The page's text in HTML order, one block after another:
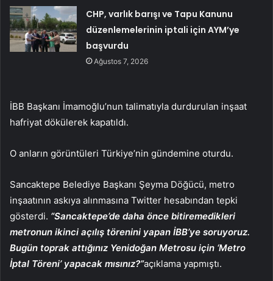
CHP, varlık barışı ve Tapu Kanunu
düzenlemelerinin iptali için AYM’ye
başvurdu
Ağustos 7, 2026
İBB Başkanı İmamoğlu’nun talimatıyla durdurulan inşaat
hafriyat dökülerek kapatıldı.
O anların görüntüleri Türkiye’nin gündemine oturdu.
Sancaktepe Belediye Başkanı Şeyma Döğücü, metro
inşaatının askıya alınmasına Twitter hesabından tepki
gösterdi. “Sancaktepe’de daha önce bitiremedikleri
metronun ikinci açılış törenini yapan İBB’ye soruyoruz.
Bugün toprak attığınız Yenidoğan Metrosu için ‘Metro
İptal Töreni’ yapacak mısınız?”açıklama yapmıştı.